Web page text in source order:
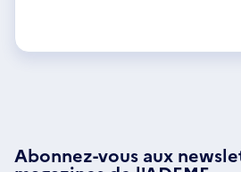
Abonnez-vous aux